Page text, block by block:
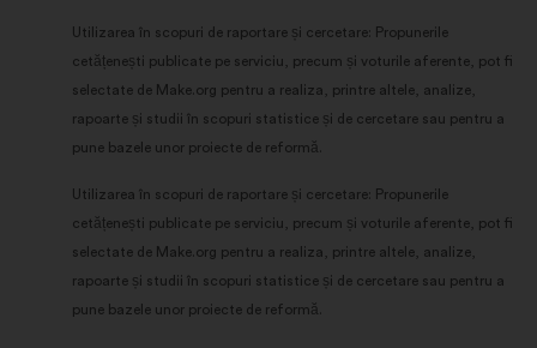
Utilizarea în scopuri de raportare și cercetare: Propunerile
cetățenești publicate pe serviciu, precum și voturile aferente, pot fi
selectate de Make.org pentru a realiza, printre altele, analize,
rapoarte și studii în scopuri statistice și de cercetare sau pentru a
pune bazele unor proiecte de reformă.
Utilizarea în scopuri de raportare și cercetare: Propunerile
cetățenești publicate pe serviciu, precum și voturile aferente, pot fi
selectate de Make.org pentru a realiza, printre altele, analize,
rapoarte și studii în scopuri statistice și de cercetare sau pentru a
pune bazele unor proiecte de reformă.